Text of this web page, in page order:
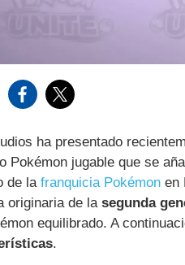
ha presentado
Pokémon jugable que se
de la franquicia Pokémon en
originaria de la segunda
equilibrado. A
.